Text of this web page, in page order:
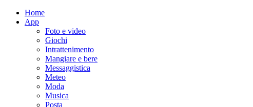
Home
App
Foto e video
Giochi
Intrattenimento
Mangiare e bere
Messaggistica
Meteo
Moda
Musica
Posta